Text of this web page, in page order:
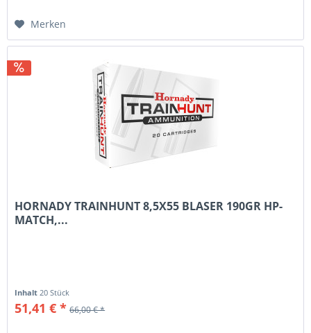
Merken
HORNADY TRAINHUNT 8,5X55 BLASER 190GR HP-
MATCH,...
Inhalt20 Stück
51,41 € * 66,00 € *